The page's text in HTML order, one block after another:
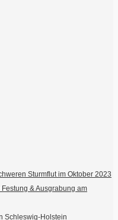
Sturmflut im Oktober 2023
& Ausgrabung am
Schleswig-Holstein